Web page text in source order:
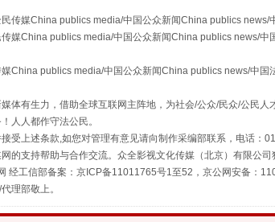
传媒China publics media/中国公众新闻China publics
媒China publics media/中国公众新闻China publics news/
China publics media/中国公众新闻China publics news/中
体有生力，借助全球互联网主阵地，为社会/公众/民众/公民
人人都作守法公民。
受上述条款,如您对管理有意见请向制作采编部联系，电话
的支持帮助与合作交流。众全影视文化传媒（北京）有限公司
经工信部备案：京ICP备11011765号1至52，京公网安备：
理部敬上。